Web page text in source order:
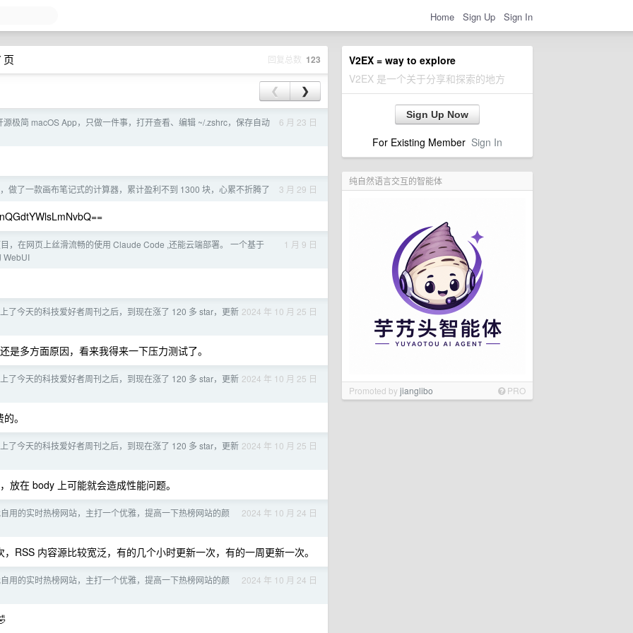
Home Sign Up Sign In
V2EX = way to explore
V2EX 是一个关于分享和探索的地方
Sign Up Now
For Existing Member Sign In
纯自然语言交互的智能体
Promoted byjianglibo PRO
页 回复总数 123
❮ ❯
6 月 23 日
源极简 macOS App，只做一件事，打开查看、编辑 ~/.zshrc，保存自动
3 月 29 日
做了一款画布笔记式的计算器，累计盈利不到 1300 块，心累不折腾了
1 月 9 日
，在网页上丝滑流畅的使用 Claude Code ,还能云端部署。 一个基于
WebUI
2024 年 10 月 25 日
了今天的科技爱好者周刊之后，到现在涨了 120 多 star，更新
多方面原因，看来我得来一下压力测试了。
2024 年 10 月 25 日
了今天的科技爱好者周刊之后，到现在涨了 120 多 star，更新
。
2024 年 10 月 25 日
了今天的科技爱好者周刊之后，到现在涨了 120 多 star，更新
在 body 上可能就会造成性能问题。
2024 年 10 月 24 日
用的实时热榜网站，主打一个优雅，提高一下热榜网站的颜
RSS 内容源比较宽泛，有的几个小时更新一次，有的一周更新一次。
2024 年 10 月 24 日
用的实时热榜网站，主打一个优雅，提高一下热榜网站的颜